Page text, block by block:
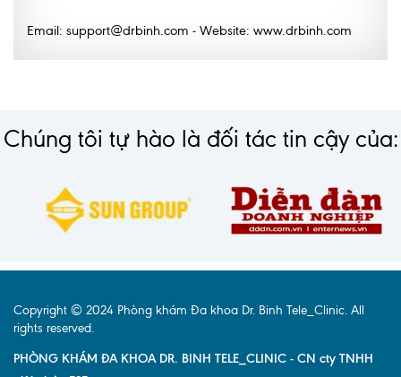
Email: support@drbinh.com - Website: www.drbinh.com
Chúng tôi tự hào là đối tác tin cậy của:
Copyright © 2024 Phòng khám Đa khoa Dr. Binh Tele_Clinic. All
rights reserved.
PHÒNG KHÁM ĐA KHOA DR. BINH TELE_CLINIC - CN cty TNHH